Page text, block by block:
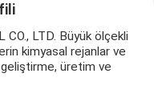
LTD. Büyük ölçekli
kimyasal rejanlar ve
üretim ve